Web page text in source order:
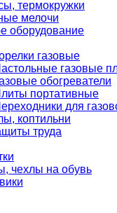
термокружки
мелочи
оборудование
газовые
газовые
обогреватели
портативные
для
коптильни
труда
чехлы на обувь